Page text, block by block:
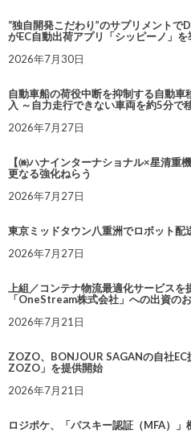
“独自開発こだわり”のサプリメントで
がEC自動出荷アプリ「シッピーノ」を
2026年7月30日
自動車船の荷役中断を抑制する自動
入 ～自力走行できない車両を約5分で
2026年7月27日
【㈱ハナインターナショナル×星清重
更なる強化ねらう
2026年7月27日
東京ミッドタウン八重洲でロボット配
2026年7月27日
上組／コンテナ物流最適化サービスを
「OneStream株式会社」への出資の
2026年7月21日
ZOZO、BONJOUR SAGANの自社
ZOZO」を提供開始
2026年7月21日
ロジポケ、「パスキー認証（MFA）」